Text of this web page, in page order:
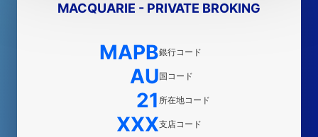
MACQUARIE - PRIVATE BROKING
MAPB銀行コード
AU国コード
21 所在地コード
XXX支店コード